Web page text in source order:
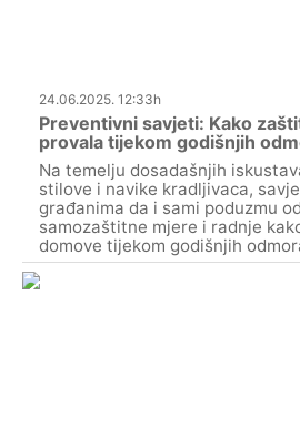
24.06.2025. 12:33h
Preventivni savjeti: Kako
provala tijekom godišnjih
Na temelju dosadašnjih
stilove i navike kradljivaca,
građanima da i sami poduzmu
samozaštitne mjere i radnje
domove tijekom godišnjih